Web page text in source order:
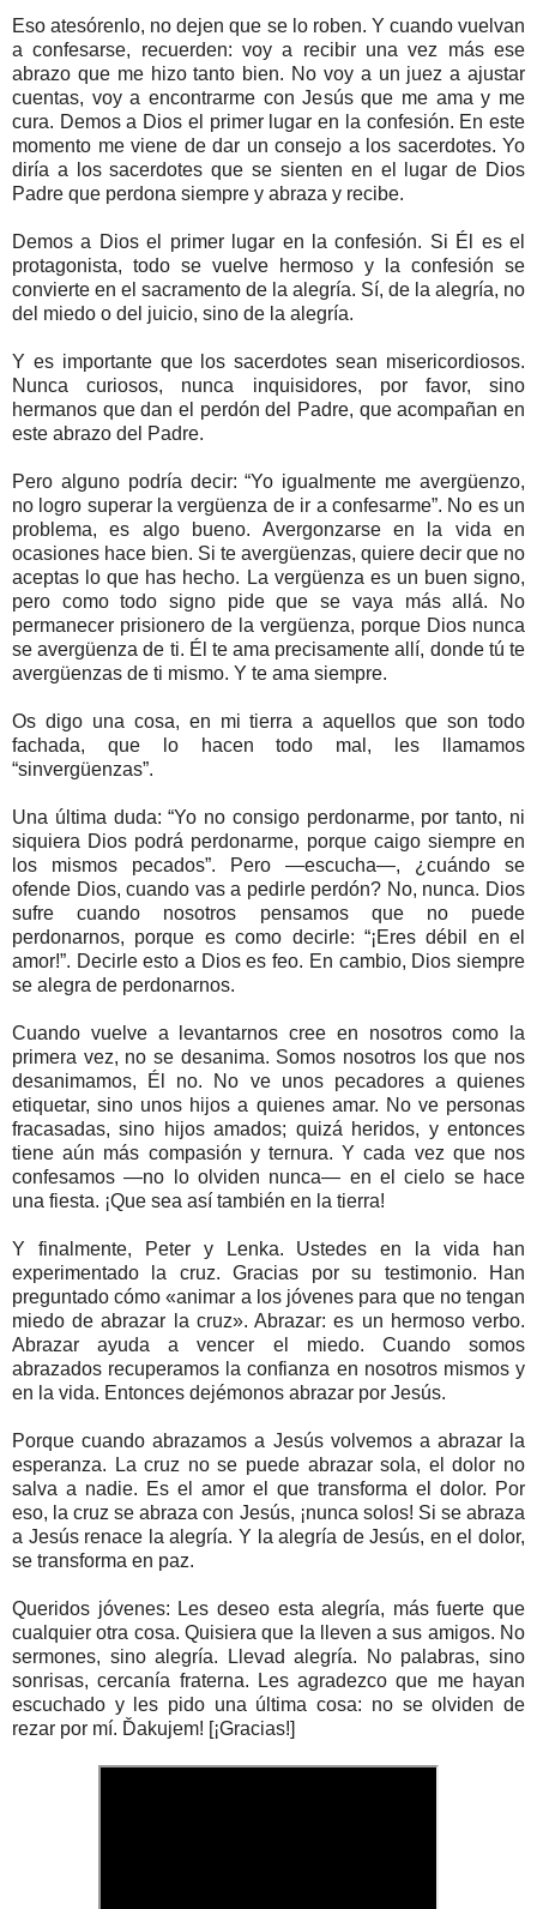
Eso atesórenlo, no dejen que se lo roben. Y cuando vuelvan
a confesarse, recuerden: voy a recibir una vez más ese
abrazo que me hizo tanto bien. No voy a un juez a ajustar
cuentas, voy a encontrarme con Jesús que me ama y me
cura. Demos a Dios el primer lugar en la confesión. En este
momento me viene de dar un consejo a los sacerdotes. Yo
diría a los sacerdotes que se sienten en el lugar de Dios
Padre que perdona siempre y abraza y recibe.
Demos a Dios el primer lugar en la confesión. Si Él es el
protagonista, todo se vuelve hermoso y la confesión se
convierte en el sacramento de la alegría. Sí, de la alegría, no
del miedo o del juicio, sino de la alegría.
Y es importante que los sacerdotes sean misericordiosos.
Nunca curiosos, nunca inquisidores, por favor, sino
hermanos que dan el perdón del Padre, que acompañan en
este abrazo del Padre.
Pero alguno podría decir: “Yo igualmente me avergüenzo,
no logro superar la vergüenza de ir a confesarme”. No es un
problema, es algo bueno. Avergonzarse en la vida en
ocasiones hace bien. Si te avergüenzas, quiere decir que no
aceptas lo que has hecho. La vergüenza es un buen signo,
pero como todo signo pide que se vaya más allá. No
permanecer prisionero de la vergüenza, porque Dios nunca
se avergüenza de ti. Él te ama precisamente allí, donde tú te
avergüenzas de ti mismo. Y te ama siempre.
Os digo una cosa, en mi tierra a aquellos que son todo
fachada, que lo hacen todo mal, les llamamos
“sinvergüenzas”.
Una última duda: “Yo no consigo perdonarme, por tanto, ni
siquiera Dios podrá perdonarme, porque caigo siempre en
los mismos pecados”. Pero —escucha—, ¿cuándo se
ofende Dios, cuando vas a pedirle perdón? No, nunca. Dios
sufre cuando nosotros pensamos que no puede
perdonarnos, porque es como decirle: “¡Eres débil en el
amor!”. Decirle esto a Dios es feo. En cambio, Dios siempre
se alegra de perdonarnos.
Cuando vuelve a levantarnos cree en nosotros como la
primera vez, no se desanima. Somos nosotros los que nos
desanimamos, Él no. No ve unos pecadores a quienes
etiquetar, sino unos hijos a quienes amar. No ve personas
fracasadas, sino hijos amados; quizá heridos, y entonces
tiene aún más compasión y ternura. Y cada vez que nos
confesamos —no lo olviden nunca— en el cielo se hace
una fiesta. ¡Que sea así también en la tierra!
Y finalmente, Peter y Lenka. Ustedes en la vida han
experimentado la cruz. Gracias por su testimonio. Han
preguntado cómo «animar a los jóvenes para que no tengan
miedo de abrazar la cruz». Abrazar: es un hermoso verbo.
Abrazar ayuda a vencer el miedo. Cuando somos
abrazados recuperamos la confianza en nosotros mismos y
en la vida. Entonces dejémonos abrazar por Jesús.
Porque cuando abrazamos a Jesús volvemos a abrazar la
esperanza. La cruz no se puede abrazar sola, el dolor no
salva a nadie. Es el amor el que transforma el dolor. Por
eso, la cruz se abraza con Jesús, ¡nunca solos! Si se abraza
a Jesús renace la alegría. Y la alegría de Jesús, en el dolor,
se transforma en paz.
Queridos jóvenes: Les deseo esta alegría, más fuerte que
cualquier otra cosa. Quisiera que la lleven a sus amigos. No
sermones, sino alegría. Llevad alegría. No palabras, sino
sonrisas, cercanía fraterna. Les agradezco que me hayan
escuchado y les pido una última cosa: no se olviden de
rezar por mí. Ďakujem! [¡Gracias!]